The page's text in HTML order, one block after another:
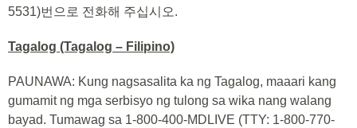
5531)번으로 전화해 주십시오.
Tagalog (Tagalog – Filipino)
PAUNAWA: Kung nagsasalita ka ng Tagalog, maaari kang
gumamit ng mga serbisyo ng tulong sa wika nang walang
bayad. Tumawag sa 1-800-400-MDLIVE (TTY: 1-800-770-